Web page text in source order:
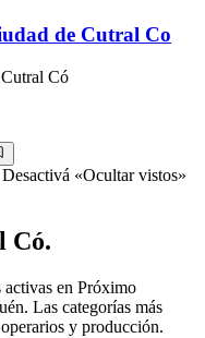
de Cutral Co
Cutral Có
«Ocultar vistos»
Có.
activas en Próximo
. Las categorías más
y producción.